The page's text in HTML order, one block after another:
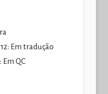
Em tradução
QC